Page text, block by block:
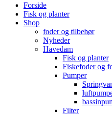
Forside
Fisk og planter
Shop
foder og tilbehør
Nyheder
Havedam
Fisk og planter
Fiskefoder og
Pumper
Filter